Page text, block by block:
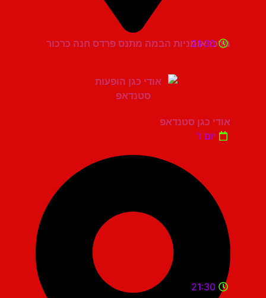
מרכז אומניות הבמה מתנס פרדס חנה כרכור
21:30
אודי כגן סטנדאפ
יום ו'
21:30